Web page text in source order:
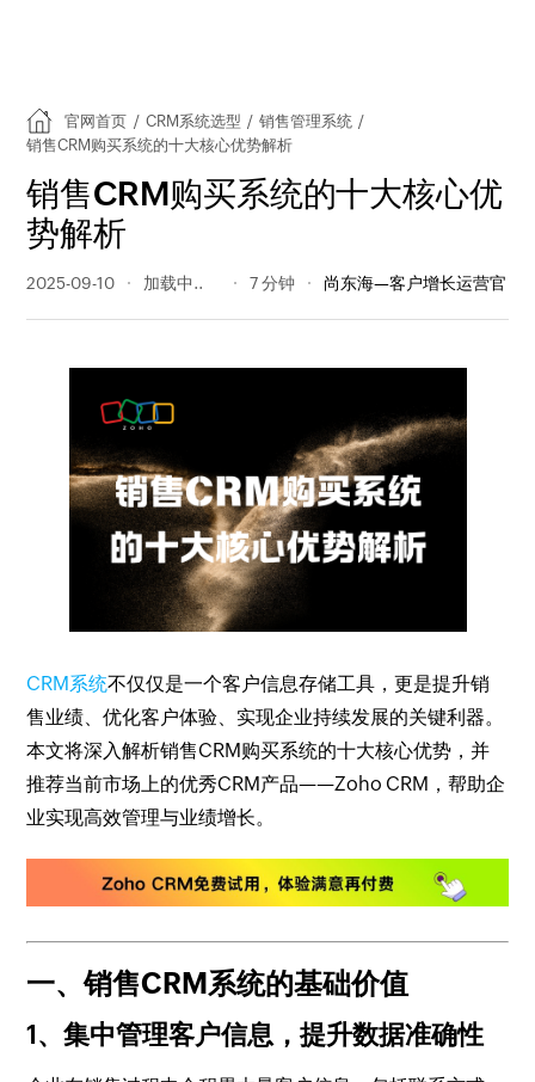
官网首页 / CRM系统选型 / 销售管理系统 /
销售CRM购买系统的十大核心优势解析
销售CRM购买系统的十大核心优
势解析
2025-09-10 131 阅读量 7 分钟 尚东海—客户增长运营官
CRM系统不仅仅是一个客户信息存储工具，更是提升销
售业绩、优化客户体验、实现企业持续发展的关键利器。
本文将深入解析销售CRM购买系统的十大核心优势，并
推荐当前市场上的优秀CRM产品——Zoho CRM，帮助企
业实现高效管理与业绩增长。
一、销售CRM系统的基础价值
1、集中管理客户信息，提升数据准确性